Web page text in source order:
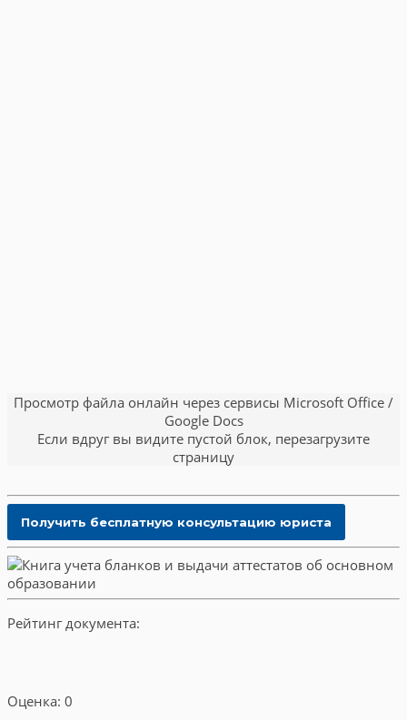
Просмотр файла онлайн через сервисы Microsoft Office /
Google Docs
Если вдруг вы видите пустой блок, перезагрузите
страницу
Рейтинг документа:
Оценка: 0